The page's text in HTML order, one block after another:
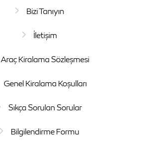
Bizi Tanıyın
İletişim
Araç Kiralama Sözleşmesi
Genel Kiralama Koşulları
Sıkça Sorulan Sorular
Bilgilendirme Formu